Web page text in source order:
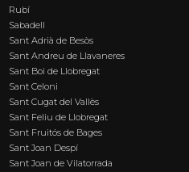
Rubí
Sabadell
Sant Adrià de Besòs
Sant Andreu de Llavaneres
Sant Boi de Llobregat
Sant Celoni
Sant Cugat del Vallès
Sant Feliu de Llobregat
Sant Fruitós de Bages
Sant Joan Despí
Sant Joan de Vilatorrada